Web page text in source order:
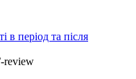
в період та після
review